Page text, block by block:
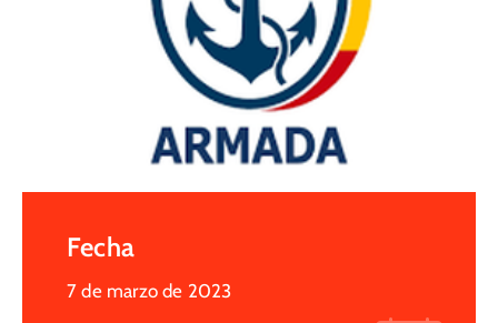
Fecha
7 de marzo de 2023